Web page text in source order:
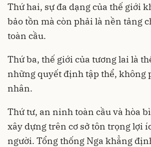
Thứ hai, sự đa dạng của thế giới
bảo tồn mà còn phải là nền tảng
toàn cầu.
Thứ ba, thế giới của tương lai là
những quyết định tập thể, không
nhân.
Thứ tư, an ninh toàn cầu và hòa
xây dựng trên cơ sở tôn trọng lợi
người. Tổng thống Nga khẳng